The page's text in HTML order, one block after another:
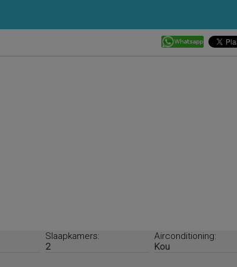
Slaapkamers:
2
Airconditioning:
Kou